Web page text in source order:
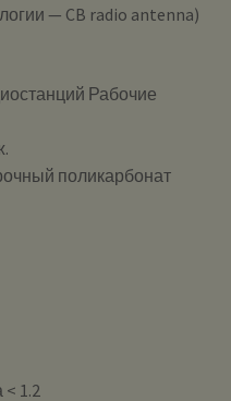
— CB radio antenna)
Рабочие
поликарбонат
1.2